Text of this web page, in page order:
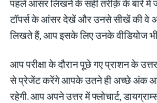
पहले आंसर लिखने के सही तरीक़े के बारे में
टॉपर्स के आंसर देखें और उनसे सीखें की वे
लिखते हैं, आप इसके लिए उनके वीडियोज
आप परीक्षा के दौरान पूछे गए प्राशन के
से प्रेजेंट करेंगे आपके उतने ही अच्छे अंक
रहेगी. आप अपने उत्तर में फ्लोचार्ट,